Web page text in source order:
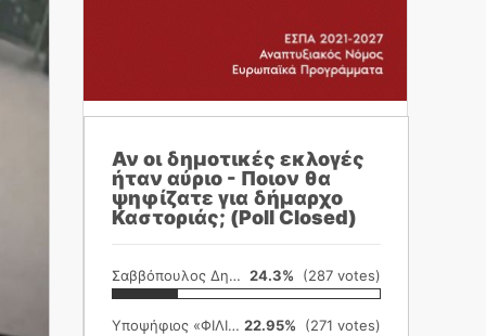
Αν οι δημοτικές εκλογές
ήταν αύριο - Ποιον θα
ψηφίζατε για δήμαρχο
Καστοριάς; (Poll Closed)
Σαββόπουλος Δημήτρης 24.3% (287 votes)
Υποψήφιος «ΦΙΛΙΚΗ ΕΤΑΙΡΕΙΑ» 22.95% (271 votes)